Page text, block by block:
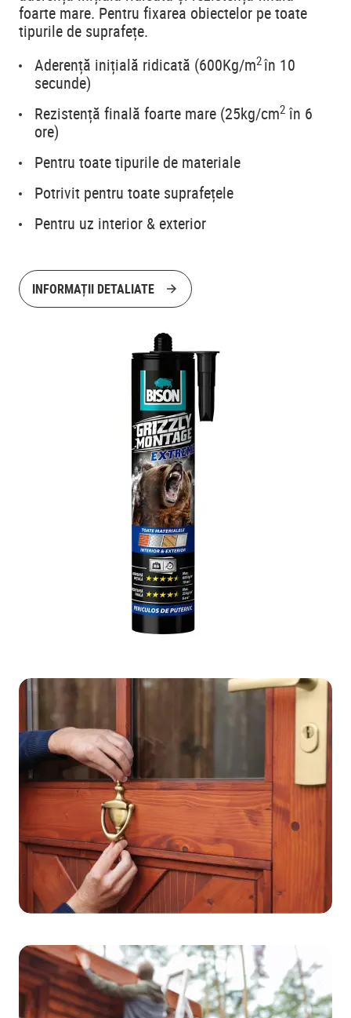
foarte mare. Pentru fixarea obiectelor pe toate
tipurile de suprafețe.
Aderență inițială ridicată (600Kg/m2în 10
secunde)
Rezistență finală foarte mare (25kg/cm2 în 6
ore)
Pentru toate tipurile de materiale
Potrivit pentru toate suprafețele
Pentru uz interior & exterior
INFORMAȚII DETALIATE